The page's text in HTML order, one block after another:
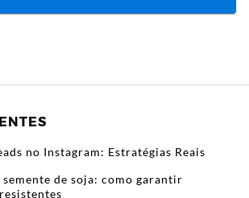
no Instagram: Estratégias Reais
de soja: como garantir